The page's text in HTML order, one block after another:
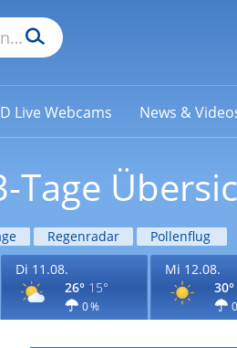
Live Webcams News &
Tage
Regenradar Pollenflug
Di 11.08.
26° 15°
0 %
Mi 12.08.
30°